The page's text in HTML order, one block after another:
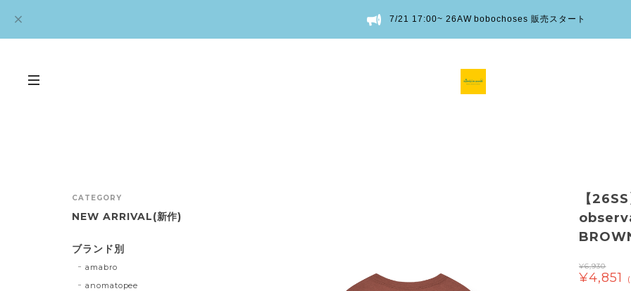
7/21 17:00~ 26AW bobochoses 販売スタート
【
¥6,930
¥4,851
CATEGORY
NEW ARRIVAL(新作)
ブランド別
amabro
anomatopee